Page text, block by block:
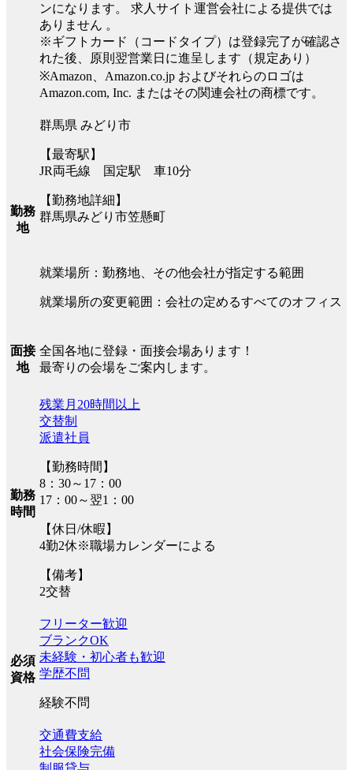
ンになります。 求人サイト運営会社による提供では
ありません 。
※ギフトカード（コードタイプ）は登録完了が確認さ
れた後、原則翌営業日に進呈します（規定あり）
※Amazon、Amazon.co.jp およびそれらのロゴは
Amazon.com, Inc. またはその関連会社の商標です。
勤務
地
群馬県 みどり市
【最寄駅】
JR両毛線 国定駅 車10分
【勤務地詳細】
群馬県みどり市笠懸町
就業場所：勤務地、その他会社が指定する範囲
就業場所の変更範囲：会社の定めるすべてのオフィス
面接
地
全国各地に登録・面接会場あります！
最寄りの会場をご案内します。
勤務
時間
残業月20時間以上
交替制
派遣社員
【勤務時間】
8：30～17：00
17：00～翌1：00
【休日/休暇】
4勤2休※職場カレンダーによる
【備考】
2交替
必須
資格
フリーター歓迎
ブランクOK
未経験・初心者も歓迎
学歴不問
経験不問
交通費支給
社会保険完備